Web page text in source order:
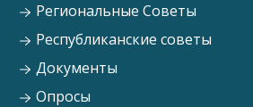
Региональные Советы
Республиканские советы
Документы
Опросы